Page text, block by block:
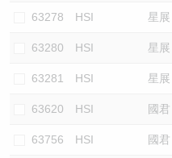
63278 HSI 星展
63280 HSI 星展
63281 HSI 星展
63620 HSI 國君
63756 HSI 國君